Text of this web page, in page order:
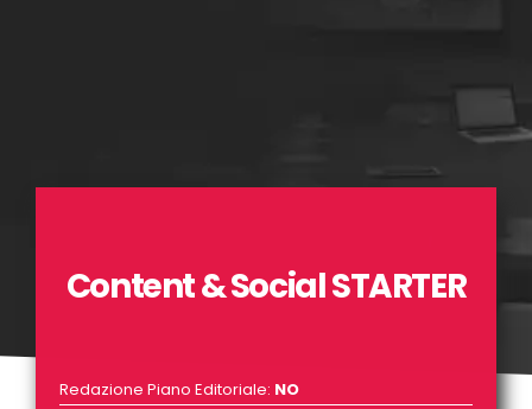
Content & Social STARTER
Redazione Piano Editoriale: NO